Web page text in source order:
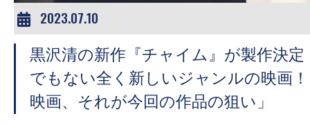
2023.07.10
黒沢清の新作『チャイム』が製作決定
でもない全く新しいジャンルの映画
映画、それが今回の作品の狙い」